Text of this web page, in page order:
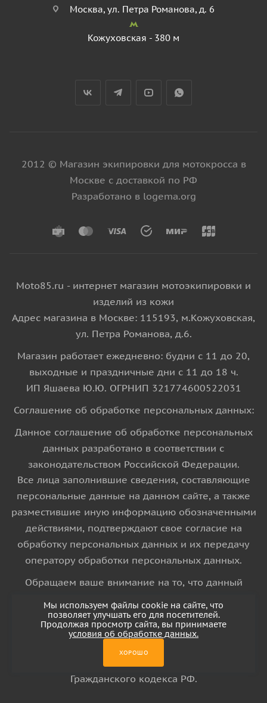
Москва, ул. Петра Романова, д. 6
Кожуховская - 380 м
2012 © Магазин экипировки для мотокросса в
Москве с доставкой по РФ
Разработано в logema.org
Moto85.ru - интернет магазин мотоэкипировки и
изделий из кожи
Адрес магазина в Москве: 115193, м.Кожуховская,
ул. Петра Романова, д.6.
Магазин работает ежедневно: будни с 11 до 20,
выходные и праздничные дни с 11 до 18 ч.
ИП Яшаева Ю.Ю. ОГРНИП 321774600522031
Соглашение об обработке персональных данных:
Данное соглашение об обработке персональных
данных разработано в соответствии с
законодательством Российской Федерации.
Все лица заполнившие сведения, составляющие
персональные данные на данном сайте, а также
разместившие иную информацию обозначенными
действиями, подтверждают свое согласие на
обработку персональных данных и их передачу
оператору обработки персональных данных.
Обращаем ваше внимание на то, что данный
информационный характер и ни при каких
условиях информационные материалы и цены,
Гражданского кодекса РФ.
Мы используем файлы cookie на сайте, что
позволяет улучшать его для посетителей.
Продолжая просмотр сайта, вы принимаете
условия об обработке данных.
ХОРОШО